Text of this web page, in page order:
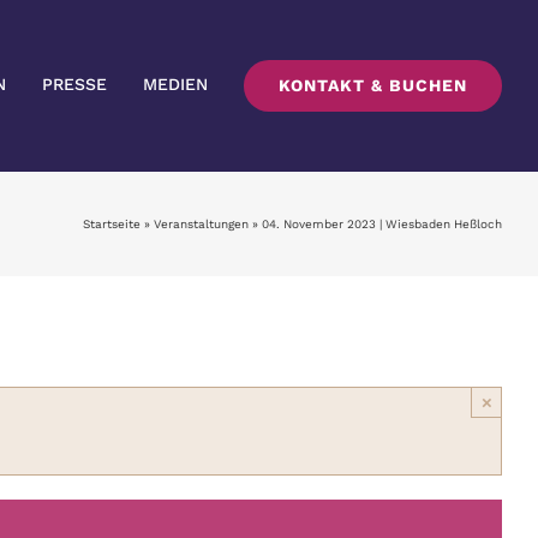
PRESSE MEDIEN KONTAKT & BUCHEN
Startseite » Veranstaltungen » 04. November 2023 | Wiesbaden Heßloch
×